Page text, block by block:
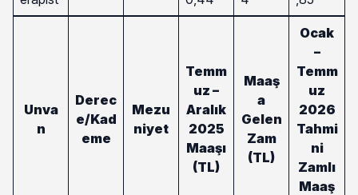
Unva
n
Derec
e/Kad
eme
Mezu
niyet
Temm
uz –
Aralık
2025
Maaşı
(TL)
Maaş
a
Gelen
Zam
(TL)
Ocak
–
Temm
uz
2026
Tahmi
ni
Zamlı
Maaş